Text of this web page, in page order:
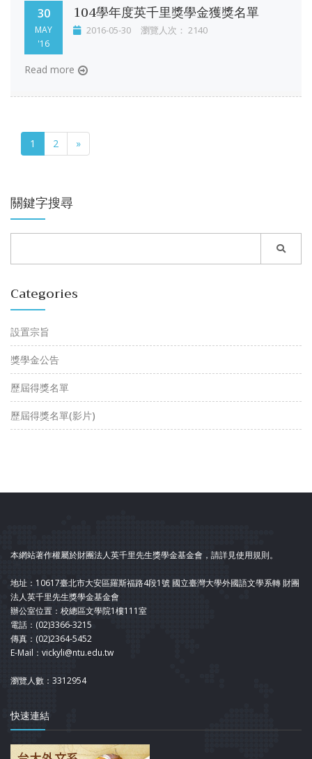
30
MAY
'16
104學年度英千里獎學金獲獎名單
2016-05-30 瀏覽人次： 2140
Read more
1 2 »
關鍵字搜尋
Categories
設置宗旨
獎學金公告
歷屆得獎名單
歷屆得獎名單(影片)
本網站著作權屬於財團法人英千里先生獎學金基金會，請詳見使用規則。
地址：10617臺北市大安區羅斯福路4段1號 國立臺灣大學外國語文學系轉 財團
法人英千里先生獎學金基金會
辦公室位置：校總區文學院1樓111室
電話：(02)3366-3215
傳真：(02)2364-5452
E-Mail：vickyli@ntu.edu.tw
瀏覽人數：3312954
快速連結